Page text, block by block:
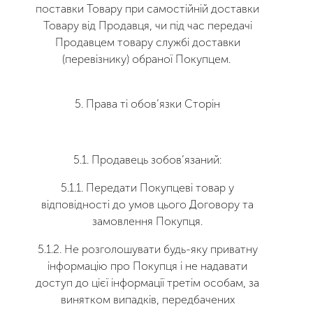
поставки Товару при самостійній доставки
Товару від Продавця, чи під час передачі
Продавцем товару службі доставки
(перевізнику) обраної Покупцем.
5. Права ті обов’язки Сторін
5.1. Продавець зобов’язаний:
5.1.1. Передати Покупцеві товар у
відповідності до умов цього Договору та
замовлення Покупця.
5.1.2. Не розголошувати будь-яку приватну
інформацію про Покупця і не надавати
доступ до цієї інформації третім особам, за
винятком випадків, передбачених